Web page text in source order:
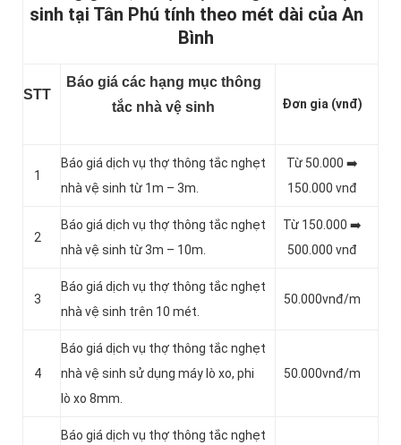
sinh tại Tân Phú tính theo mét dài của An
Bình
STT
Báo giá các hạng mục thông
tắc nhà vệ sinh
Đơn gia (vnđ)
1
Báo giá dịch vụ thợ thông tắc nghẹt
nhà vệ sinh từ 1m – 3m.
Từ 50.000 ➡️
150.000 vnđ
2
Báo giá dịch vụ thợ thông tắc nghẹt
nhà vệ sinh từ 3m – 10m.
Từ 150.000 ➡️
500.000 vnđ
3
Báo giá dịch vụ thợ thông tắc nghẹt
nhà vệ sinh trên 10 mét.
50.000vnđ/m
4
Báo giá dịch vụ thợ thông tắc nghẹt
nhà vệ sinh sử dụng máy lò xo, phi
lò xo 8mm.
50.000vnđ/m
Báo giá dịch vụ thợ thông tắc nghẹt